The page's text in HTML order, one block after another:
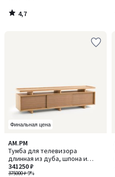
4,7
/
Финальная цена
AM.PM
Тумба для телевизора
длинная из дуба, шпона и
кожи, Propono / Пропоно
375000 ₽-9%
341250 ₽
5
/
5